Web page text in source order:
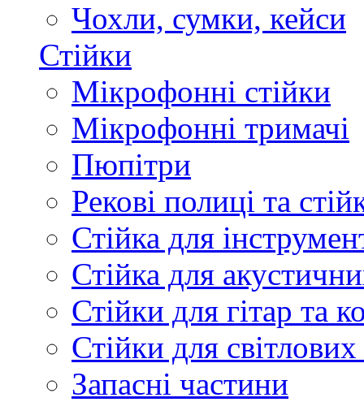
Чохли, сумки, кейси
Стійки
Мікрофонні стійки
Мікрофонні тримачі
Пюпітри
Рекові полиці та
Стійка для
Стійка для
Стійки для гітар та
Стійки для
Запасні частини